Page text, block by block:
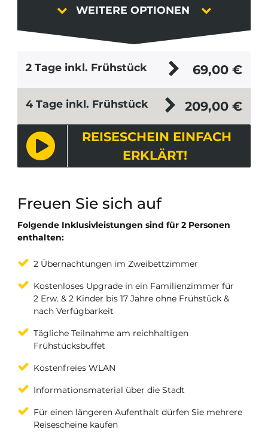
Freuen Sie sich auf
Folgende Inklusivleistungen sind für 2 Personen
enthalten:
2 Übernachtungen im Zweibettzimmer
Kostenloses Upgrade in ein Familienzimmer für
2 Erw. & 2 Kinder bis 17 Jahre ohne Frühstück &
nach Verfügbarkeit
Tägliche Teilnahme am reichhaltigen
Frühstücksbuffet
Kostenfreies WLAN
Informationsmaterial über die Stadt
Für einen längeren Aufenthalt dürfen Sie mehrere
Reisescheine kaufen
WEITERE OPTIONEN
2 Tage inkl. Frühstück 69,00 €
4 Tage inkl. Frühstück 209,00 €
REISESCHEIN EINFACH
ERKLÄRT!